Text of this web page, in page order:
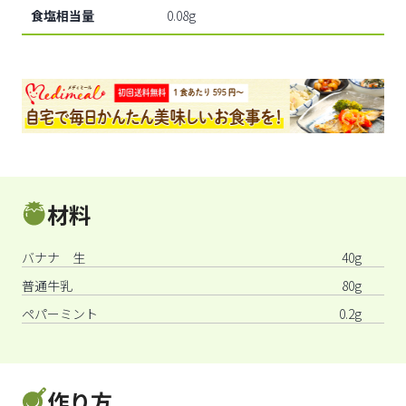
食塩相当量 0.08g
材料
バナナ 生
40g
普通牛乳
80g
ペパーミント
0.2g